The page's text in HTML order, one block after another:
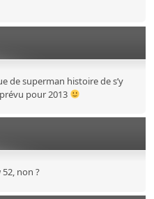
de superman histoire de s’y
pour 2013
non ?